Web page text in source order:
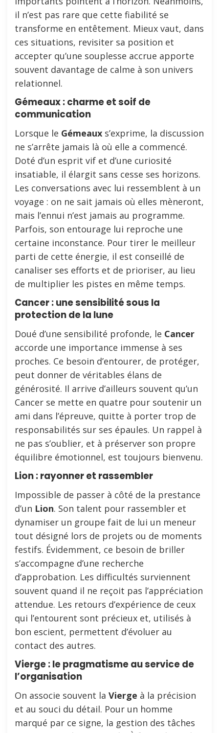
il n’est pas rare que cette fiabilité se
transforme en entêtement. Mieux vaut, dans
ces situations, revisiter sa position et
accepter qu’une souplesse accrue apporte
souvent davantage de calme à son univers
relationnel.
Gémeaux : charme et soif de
communication
Lorsque le Gémeaux s’exprime, la discussion
ne s’arrête jamais là où elle a commencé.
Doté d’un esprit vif et d’une curiosité
insatiable, il élargit sans cesse ses horizons.
Les conversations avec lui ressemblent à un
voyage : on ne sait jamais où elles mèneront,
mais l’ennui n’est jamais au programme.
Parfois, son entourage lui reproche une
certaine inconstance. Pour tirer le meilleur
parti de cette énergie, il est conseillé de
canaliser ses efforts et de prioriser, au lieu
de multiplier les pistes en même temps.
Cancer : une sensibilité sous la
protection de la lune
Doué d’une sensibilité profonde, le Cancer
accorde une importance immense à ses
proches. Ce besoin d’entourer, de protéger,
peut donner de véritables élans de
générosité. Il arrive d’ailleurs souvent qu’un
Cancer se mette en quatre pour soutenir un
ami dans l’épreuve, quitte à porter trop de
responsabilités sur ses épaules. Un rappel à
ne pas s’oublier, et à préserver son propre
équilibre émotionnel, est toujours bienvenu.
Lion : rayonner et rassembler
Impossible de passer à côté de la prestance
d’un Lion. Son talent pour rassembler et
dynamiser un groupe fait de lui un meneur
tout désigné lors de projets ou de moments
festifs. Évidemment, ce besoin de briller
s’accompagne d’une recherche
d’approbation. Les difficultés surviennent
souvent quand il ne reçoit pas l’appréciation
attendue. Les retours d’expérience de ceux
qui l’entourent sont précieux et, utilisés à
bon escient, permettent d’évoluer au
contact des autres.
Vierge : le pragmatisme au service de
l’organisation
On associe souvent la Vierge à la précision
et au souci du détail. Pour un homme
marqué par ce signe, la gestion des tâches